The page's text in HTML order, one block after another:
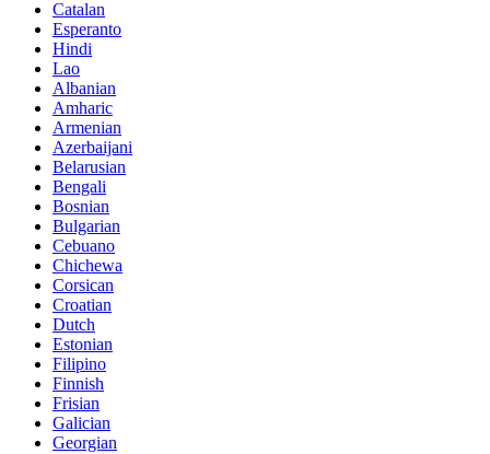
Catalan
Esperanto
Hindi
Lao
Albanian
Amharic
Armenian
Azerbaijani
Belarusian
Bengali
Bosnian
Bulgarian
Cebuano
Chichewa
Corsican
Croatian
Dutch
Estonian
Filipino
Finnish
Frisian
Galician
Georgian